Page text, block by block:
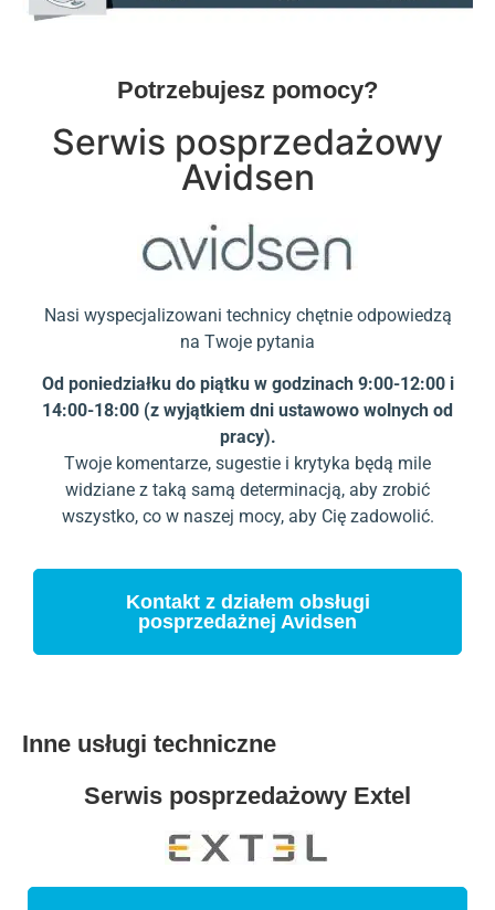
Potrzebujesz pomocy?
Serwis posprzedażowy
Avidsen
Nasi wyspecjalizowani technicy chętnie odpowiedzą
na Twoje pytania
Od poniedziałku do piątku w godzinach 9:00-12:00 i
14:00-18:00 (z wyjątkiem dni ustawowo wolnych od
pracy).
Twoje komentarze, sugestie i krytyka będą mile
widziane z taką samą determinacją, aby zrobić
wszystko, co w naszej mocy, aby Cię zadowolić.
Kontakt z działem obsługi
posprzedażnej Avidsen
Inne usługi techniczne
Serwis posprzedażowy Extel